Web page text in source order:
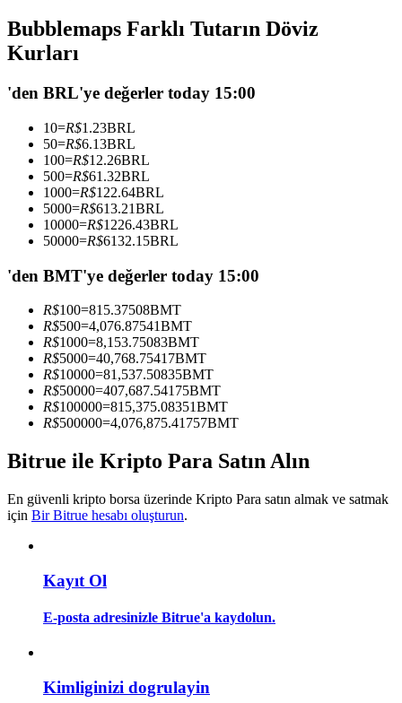
Kopya Tüccarı Olun
Kâr paylaşımı ve kopya ticaret komisyonlarının tadını çıkarın
Bilgi
Rehber
Bubblemaps Farklı Tutarın Döviz
Kurları
'den BRL'ye değerler today 15:00
10=R$1.23BRL
50=R$6.13BRL
100=R$12.26BRL
500=R$61.32BRL
1000=R$122.64BRL
5000=R$613.21BRL
10000=R$1226.43BRL
50000=R$6132.15BRL
'den BMT'ye değerler today 15:00
R$100=815.37508BMT
R$500=4,076.87541BMT
R$1000=8,153.75083BMT
R$5000=40,768.75417BMT
R$10000=81,537.50835BMT
R$50000=407,687.54175BMT
R$100000=815,375.08351BMT
R$500000=4,076,875.41757BMT
Bitrue ile Kripto Para Satın Alın
En güvenli kripto borsa üzerinde Kripto Para satın almak ve satmak
için Bir Bitrue hesabı oluşturun.
Kayıt Ol
E-posta adresinizle Bitrue'a kaydolun.
Kimliginizi dogrulayin